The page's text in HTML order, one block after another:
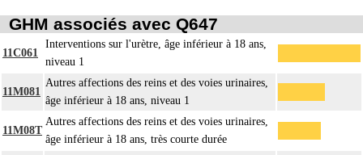
GHM associés avec Q647
11C061
Interventions sur l'urètre, âge inférieur à 18 ans,
niveau 1
11M081
Autres affections des reins et des voies urinaires,
âge inférieur à 18 ans, niveau 1
11M08T
Autres affections des reins et des voies urinaires,
âge inférieur à 18 ans, très courte durée